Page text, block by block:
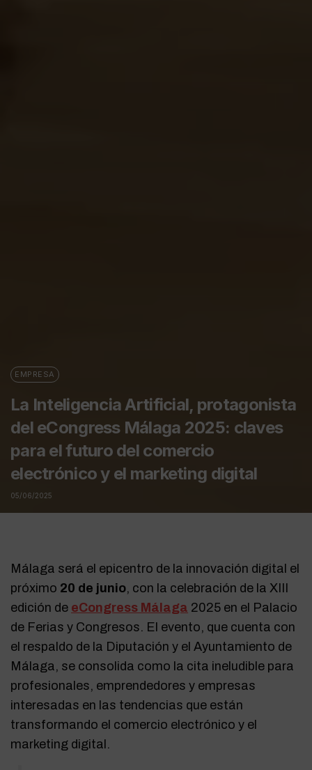
EMPRESA
La Inteligencia Artificial, protagonista
del eCongress Málaga 2025: claves
para el futuro del comercio
electrónico y el marketing digital
05/06/2025
Málaga será el epicentro de la innovación digital el
próximo 20 de junio, con la celebración de la XIII
edición de eCongress Málaga 2025 en el Palacio
de Ferias y Congresos. El evento, que cuenta con
el respaldo de la Diputación y el Ayuntamiento de
Málaga, se consolida como la cita ineludible para
profesionales, emprendedores y empresas
interesadas en las tendencias que están
transformando el comercio electrónico y el
marketing digital.